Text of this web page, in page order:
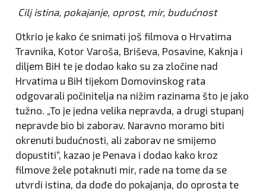
Cilj istina, pokajanje, oprost, mir, budućnost
Otkrio je kako će snimati još filmova o Hrvatima
Travnika, Kotor Varoša, Briševa, Posavine, Kaknja i
diljem BiH te je dodao kako su za zločine nad
Hrvatima u BiH tijekom Domovinskog rata
odgovarali počinitelja na nižim razinama što je jako
tužno. „To je jedna velika nepravda, a drugi stupanj
nepravde bio bi zaborav. Naravno moramo biti
okrenuti budućnosti, ali zaborav ne smijemo
dopustiti“, kazao je Penava i dodao kako kroz
filmove žele potaknuti mir, rade na tome da se
utvrdi istina, da dođe do pokajanja, do oprosta te